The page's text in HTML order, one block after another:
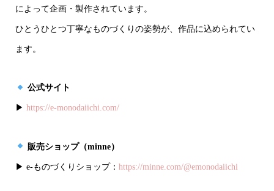
によって企画・製作されています。
ひとうひとつ丁寧なものづくりの姿勢が、作品に込められてい
ます。
公式サイト
▶ https://e-monodaiichi.com/
販売ショップ（minne）
▶ e-ものづくりショップ： https://minne.com/@emonodaiichi